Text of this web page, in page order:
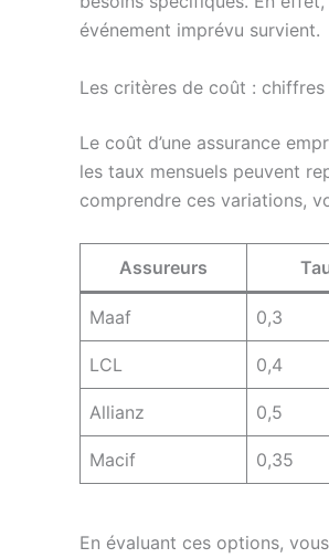
événement imprévu survient.
Les critères de coût :
Le coût d’une assurance
les taux mensuels peuvent
comprendre ces variations,
Assureurs
Maaf 0,3
LCL 0,4
Allianz 0,5
Macif 0,35
En évaluant ces options,